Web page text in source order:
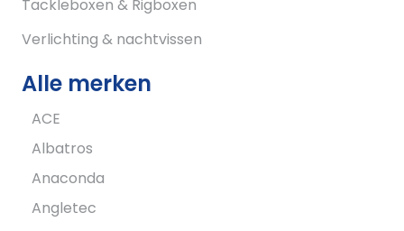
Tackleboxen & Rigboxen
Verlichting & nachtvissen
Alle merken
ACE
Albatros
Anaconda
Angletec